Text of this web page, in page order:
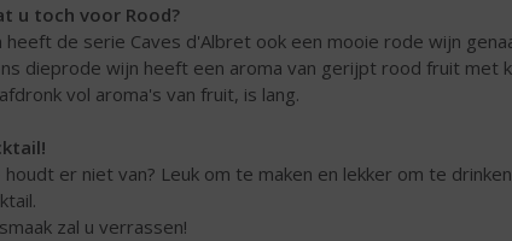
u toch voor Rood?
heeft de serie Caves d'Albret ook een mooie rode wijn
dieprode wijn heeft een aroma van gerijpt rood fruit met
vol aroma's van fruit, is lang.
houdt er niet van? Leuk om te maken en lekker om te
zal u verrassen!